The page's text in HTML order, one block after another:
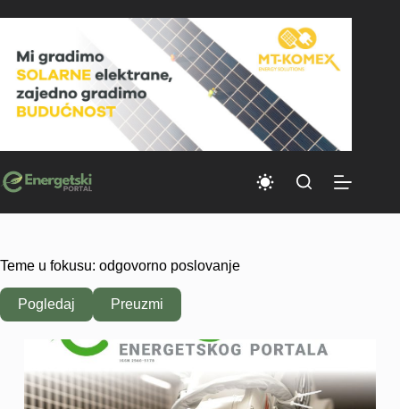
to
Teme u fokusu: odgovorno poslovanje
Pogledaj Preuzmi